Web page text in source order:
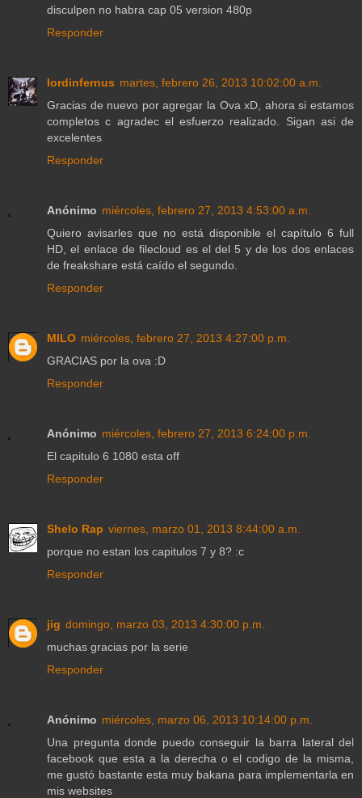
disculpen no habra cap 05 version 480p
Responder
lordinfernus martes, febrero 26, 2013 10:02:00 a.m.
Gracias de nuevo por agregar la Ova xD, ahora si estamos
completos c agradec el esfuerzo realizado. Sigan asi de
excelentes
Responder
Anónimo miércoles, febrero 27, 2013 4:53:00 a.m.
Quiero avisarles que no está disponible el capítulo 6 full
HD, el enlace de filecloud es el del 5 y de los dos enlaces
de freakshare está caído el segundo.
Responder
MILO miércoles, febrero 27, 2013 4:27:00 p.m.
GRACIAS por la ova :D
Responder
Anónimo miércoles, febrero 27, 2013 6:24:00 p.m.
El capitulo 6 1080 esta off
Responder
Shelo Rap viernes, marzo 01, 2013 8:44:00 a.m.
porque no estan los capitulos 7 y 8? :c
Responder
jig domingo, marzo 03, 2013 4:30:00 p.m.
muchas gracias por la serie
Responder
Anónimo miércoles, marzo 06, 2013 10:14:00 p.m.
Una pregunta donde puedo conseguir la barra lateral del
facebook que esta a la derecha o el codigo de la misma,
me gustó bastante esta muy bakana para implementarla en
mis websites